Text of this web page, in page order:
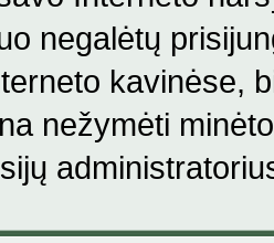
negalėtų
kavinėse,
nežymėti